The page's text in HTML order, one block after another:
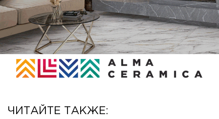
ЧИТАЙТЕ ТАКЖЕ: